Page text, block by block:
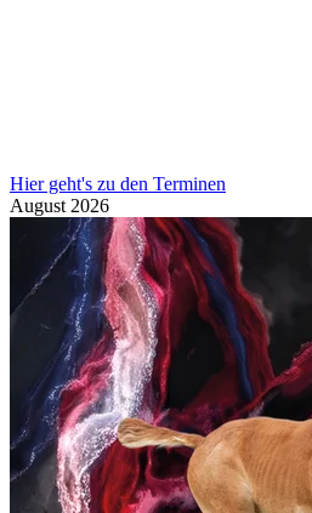
Hier geht's zu den Terminen
August 2026